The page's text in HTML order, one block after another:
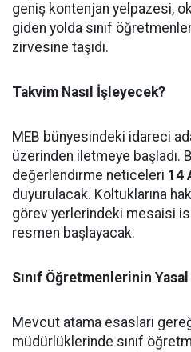
geniş kontenjan yelpazesi,
giden yolda sınıf
zirvesine taşıdı.
Takvim Nasıl İşleyecek?
MEB bünyesindeki idareci
üzerinden iletmeye başladı.
değerlendirme neticeleri 14
duyurulacak. Koltuklarına
görev yerlerindeki mesaisi
resmen başlayacak.
Sınıf Öğretmenlerinin
Mevcut atama esasları
müdürlüklerinde sınıf